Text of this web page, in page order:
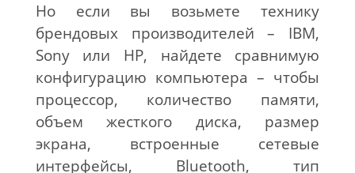
Но если вы возьмете технику
брендовых производителей – IBM,
Sony или HP, найдете сравнимую
конфигурацию компьютера – чтобы
процессор, количество памяти,
объем жесткого диска, размер
экрана, встроенные сетевые
интерфейсы, Bluetooth, тип